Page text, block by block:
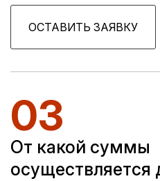
ОСТАВИТЬ ЗАЯВКУ
03
От какой суммы
осуществляется